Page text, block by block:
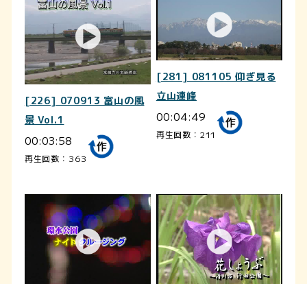
[226] 070913 富山の風
景 Vol.1
00:03:58
再生回数：363
[281] 081105 仰ぎ見る
立山連峰
00:04:49
再生回数：211